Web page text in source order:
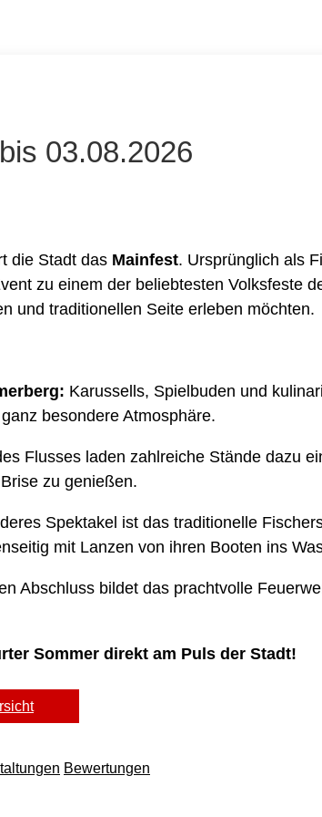
03.08.2026
die Stadt das Mainfest. Ursprünglich als
zu einem der beliebtesten Volksfeste
und traditionellen Seite erleben möchten.
Karussells, Spielbuden und
besondere Atmosphäre.
Flusses laden zahlreiche Stände dazu
zu genießen.
Spektakel ist das traditionelle
mit Lanzen von ihren Booten ins
Abschluss bildet das prachtvolle
Sommer direkt am Puls der Stadt!
Bewertungen